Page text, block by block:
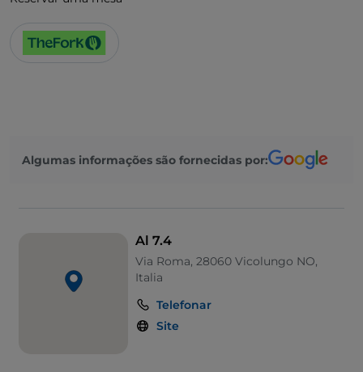
Algumas informações são fornecidas por:
Al 7.4
Via Roma, 28060 Vicolungo NO,
Italia
Telefonar
Site